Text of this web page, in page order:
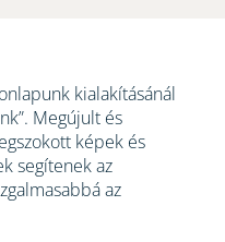
kialakításánál
Megújult és
képek és
segítenek az
az